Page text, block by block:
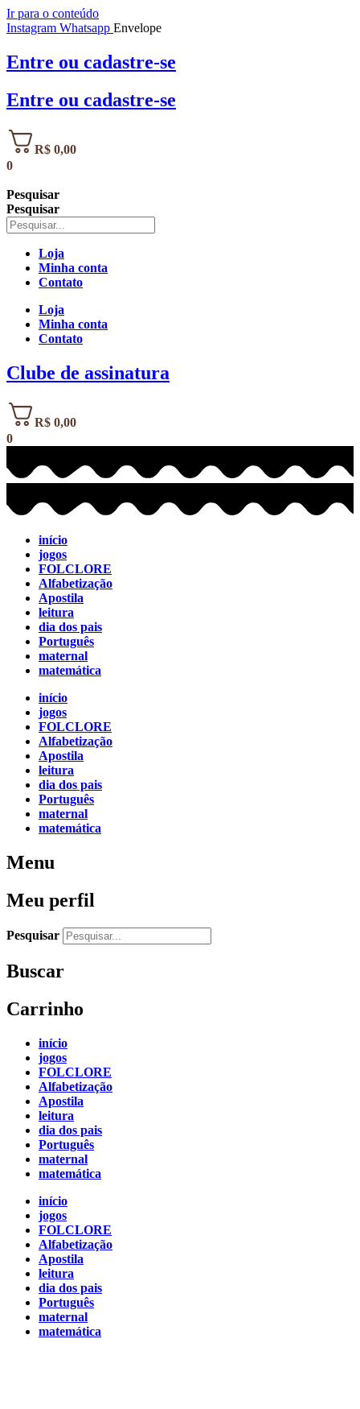
Ir para o conteúdo
Instagram Whatsapp Envelope
Entre ou cadastre-se
Entre ou cadastre-se
0
R$ 0,00
Pesquisar
Pesquisar
Loja
Minha conta
Contato
Loja
Minha conta
Contato
Clube de assinatura
0
R$ 0,00
início
jogos
FOLCLORE
Alfabetização
Apostila
leitura
dia dos pais
Português
maternal
matemática
início
jogos
FOLCLORE
Alfabetização
Apostila
leitura
dia dos pais
Português
maternal
matemática
Menu
Meu perfil
Pesquisar
Buscar
Carrinho
início
jogos
FOLCLORE
Alfabetização
Apostila
leitura
dia dos pais
Português
maternal
matemática
início
jogos
FOLCLORE
Alfabetização
Apostila
leitura
dia dos pais
Português
maternal
matemática